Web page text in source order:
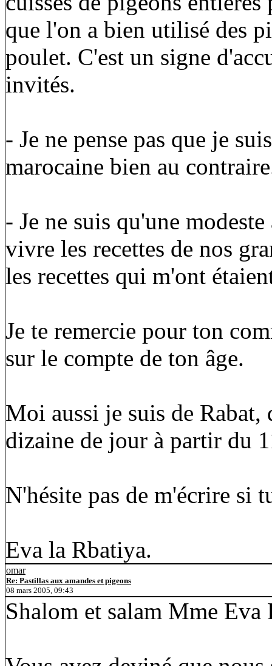
que l'on a bien utilisé des
poulet. C'est un signe
invités.
- Je ne pense pas que je
marocaine bien au
- Je ne suis qu'une
vivre les recettes de nos
les recettes qui m'ont
Je te remercie pour ton
sur le compte de ton âge.
Moi aussi je suis de
dizaine de jour à partir du
N'hésite pas de m'écrire si
Eva la Rbatiya.
omar
Re: Pastillas aux amandes et pigeons
08 mars 2005, 09:43
Shalom et salam Mme Eva